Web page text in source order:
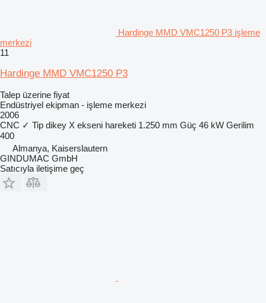
Hardinge MMD VMC1250 P3 işleme
merkezi
11
Hardinge MMD VMC1250 P3
Talep üzerine fiyat
Endüstriyel ekipman - işleme merkezi
2006
CNC ✓ Tip dikey X ekseni hareketi 1.250 mm Güç 46 kW Gerilim
400
Almanya, Kaiserslautern
GINDUMAC GmbH
Satıcıyla iletişime geç